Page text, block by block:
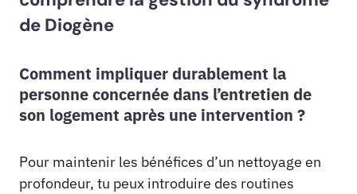
de Diogène
Comment impliquer durablement la
personne concernée dans l’entretien de
son logement après une intervention ?
Pour maintenir les bénéfices d’un nettoyage en
profondeur, tu peux introduire des routines